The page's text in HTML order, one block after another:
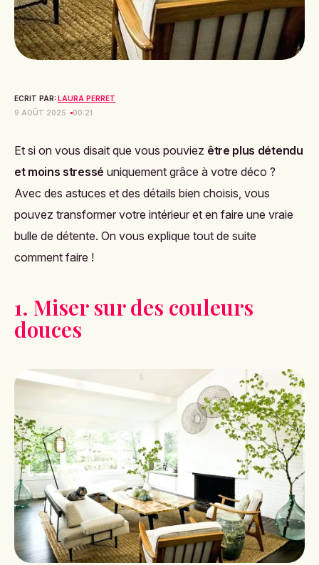
ECRIT PAR: LAURA PERRET
9 AOÛT 2025
00:21
Et si on vous disait que vous pouviez être plus détendu
et moins stressé uniquement grâce à votre déco ?
Avec des astuces et des détails bien choisis, vous
pouvez transformer votre intérieur et en faire une vraie
bulle de détente. On vous explique tout de suite
comment faire !
1. Miser sur des couleurs
douces